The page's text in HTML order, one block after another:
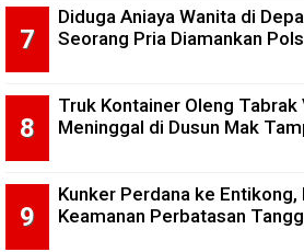
Diduga Aniaya Wanita di
Seorang Pria Diamankan
Truk Kontainer Oleng Tabrak
Meninggal di Dusun Mak
Kunker Perdana ke Entikong,
Keamanan Perbatasan